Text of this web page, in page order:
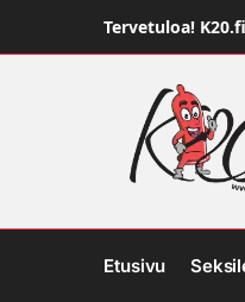
Tervetuloa!
Etusivu